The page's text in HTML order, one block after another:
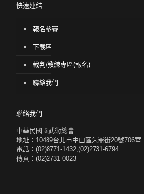
快速連結
報名參賽
下載區
裁判/教練專區(報名)
聯絡我們
聯絡我們
中華民國國武術總會
地址：10489台北市中山區朱崙街20號706室
電話：(02)8771-1432;(02)2731-6794
傳真：(02)2731-0023